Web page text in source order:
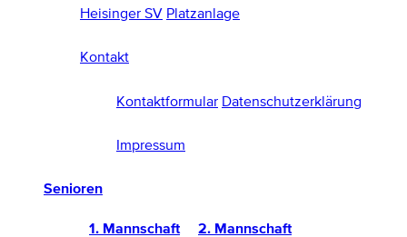
Heisinger SV Platzanlage
Kontakt
Kontaktformular Datenschutzerklärung
Impressum
Senioren
1. Mannschaft 2. Mannschaft